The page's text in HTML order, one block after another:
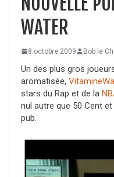
WATER
8 octobre 2009 Bob le
Un des plus gros
aromatisée,
stars du Rap et de la
nul autre que 50 Cent
pub.